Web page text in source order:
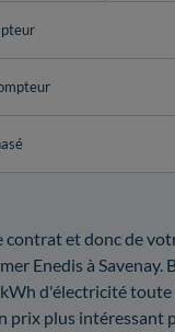
et donc de
Enedis à Savenay.
d'électricité
prix plus intéressant